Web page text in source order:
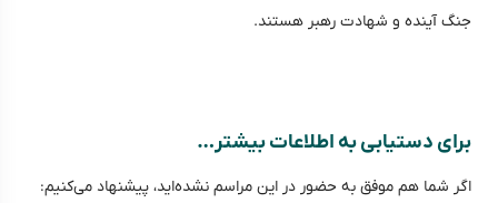
جنگ آینده و شهادت رهبر هستند.
برای دستیابی به اطلاعات بیشتر…
اگر شما هم موفق به حضور در این مراسم نشده‌اید، پیشنهاد می‌کنیم: